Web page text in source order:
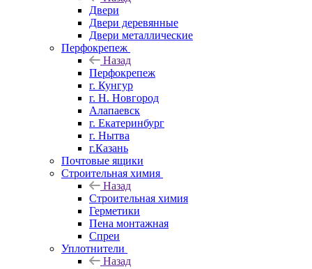
Двери
Двери деревянные
Двери металлические
Перфокрепеж
Назад
Перфокрепеж
г. Кунгур
г. Н. Новгород
Алапаевск
г. Екатеринбург
г. Нытва
г.Казань
Почтовые ящики
Строительная химия
Назад
Строительная химия
Герметики
Пена монтажная
Спреи
Уплотнители
Назад